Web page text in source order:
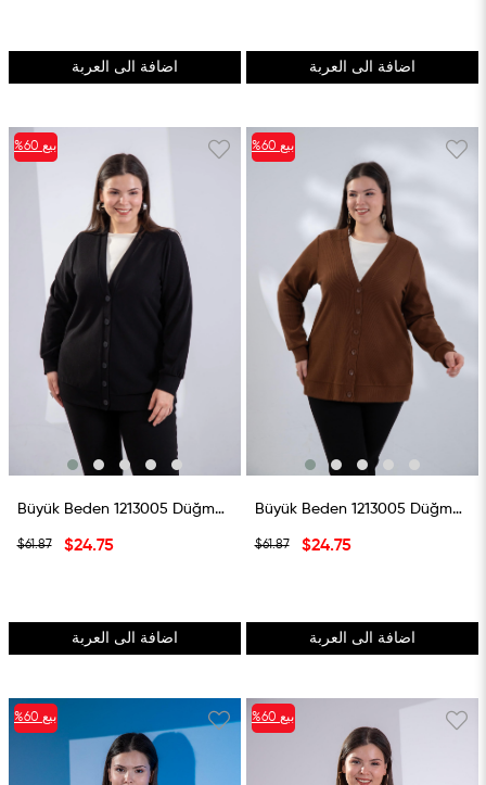
اضافة الى العربة اضافة الى العربة
Büyük Beden 1213005 Düğme Detaylı Triko Hırka Siyah
$24.75
$61.87
اضافة الى العربة
%60 بيع
Büyük Beden 1213005 Düğme Detaylı Triko Hırka Kahverengi
$24.75
$61.87
اضافة الى العربة
%60 بيع
%60 بيع %60 بيع